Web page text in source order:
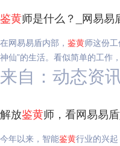
鉴黄师是什么？_网易易
在网易易盾内部， 鉴黄师这份
神仙”的生活。看似简单的工作
来自：动态资
解放鉴黄师，看网易易
今年以来，智能鉴黄行业的兴起